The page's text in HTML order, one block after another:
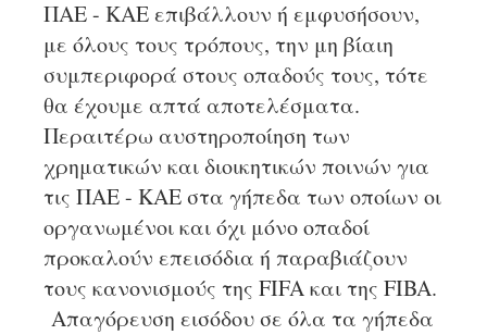
ΠΑΕ - ΚΑΕ επιβάλλουν ή εμφυσήσουν,
με όλους τους τρόπους, την μη βίαιη
συμπεριφορά στους οπαδούς τους, τότε
θα έχουμε απτά αποτελέσματα.
Περαιτέρω αυστηροποίηση των
χρηματικών και διοικητικών ποινών για
τις ΠΑΕ - ΚΑΕ στα γήπεδα των οποίων οι
οργανωμένοι και όχι μόνο οπαδοί
προκαλούν επεισόδια ή παραβιάζουν
τους κανονισμούς της FIFA και της FIBA.
Απαγόρευση εισόδου σε όλα τα γήπεδα